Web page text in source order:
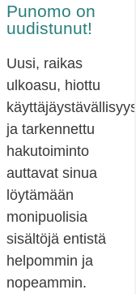
Punomo on
uudistunut!
Uusi, raikas
ulkoasu, hiottu
ja tarkennettu
hakutoiminto
auttavat sinua
löytämään
monipuolisia
sisältöjä entistä
helpommin ja
nopeammin.